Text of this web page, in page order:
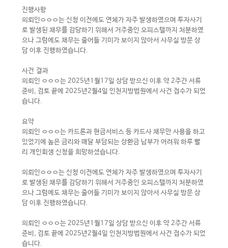
진행사항
의뢰인ㅇㅇㅇ는 신청 이전에도 연체가 자주 발생하였으며 투자사기
로 발생된 채무를 감당하기 위해서 거주중인 오피스텔까지 처분하였
으나 그럼에도 채무는 줄어들 기미가 보이지 않아서 사무실 방문 상
담 이후 진행하였습니다.
사건 결과
의뢰인 ㅇㅇㅇ는 2025년1월17일 상담 받으신 이후 약 2주간 서류
준비, 검토 끝에 2025년2월4일 인천지방법원에서 사건 접수가 되었
습니다.
요약
의뢰인 ㅇㅇㅇ는 카드론과 현금서비스 등 카드사 채무만 사용을 하고
있었기에 높은 금리와 매달 부담되는 상환금 납부가 어려워 하루 빨
리 개인회생 신청을 희망하셨습니다.
의뢰인ㅇㅇㅇ는 신청 이전에도 연체가 자주 발생하였으며 투자사기
로 발생된 채무를 감당하기 위해서 거주중인 오피스텔까지 처분하였
으나 그럼에도 채무는 줄어들 기미가 보이지 않아서 사무실 방문 상
담 이후 진행하였습니다.
의뢰인 ㅇㅇㅇ는 2025년1월17일 상담 받으신 이후 약 2주간 서류
준비, 검토 끝에 2025년2월4일 인천지방법원에서 사건 접수가 되었
습니다.